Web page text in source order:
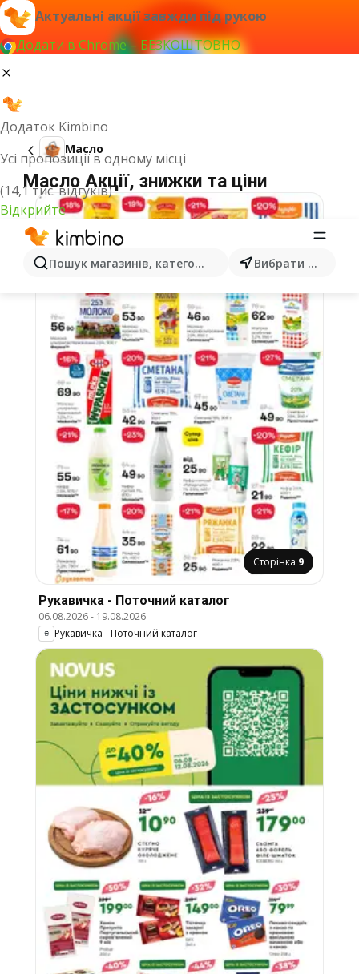
Актуальні акції завжди під рукою
Додати в Chrome – БЕЗКОШТОВНО
Додаток Kimbino
Усі пропозиції в одному місці
(14,1 тис. відгуків)
Відкрийте
Пошук магазинів, категорій, товарів... Вибрати місто
Масло
Масло Акції, знижки та ціни
Сторінка 9
Рукавичка - Поточний каталог
06.08.2026- 19.08.2026
Рукавичка - Поточний каталог